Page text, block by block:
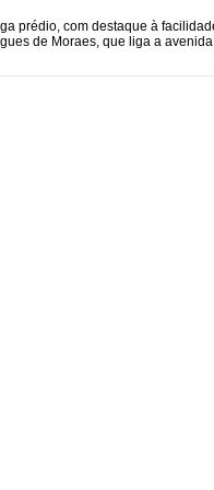
prédio, com destaque à
de Moraes, que liga a